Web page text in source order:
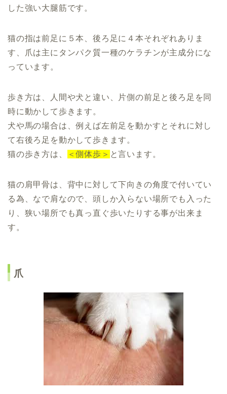
した強い大腿筋です。
猫の指は前足に５本、後ろ足に４本それぞれありま
す、爪は主にタンパク質一種のケラチンが主成分にな
っています。
歩き方は、人間や犬と違い、片側の前足と後ろ足を同
時に動かして歩きます。
犬や馬の場合は、例えば左前足を動かすとそれに対し
て右後ろ足を動かして歩きます。
猫の歩き方は、
＜側体歩＞ と言います。
猫の肩甲骨は、背中に対して下向きの角度で付いてい
る為、なで肩なので、頭しか入らない場所でも入った
り、狭い場所でも真っ直ぐ歩いたりする事が出来ま
す。
爪